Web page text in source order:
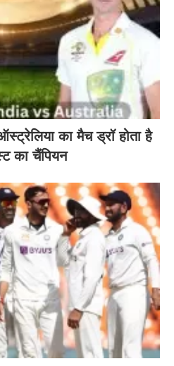
का मैच ड्रॉ होता है
का चैंपियन